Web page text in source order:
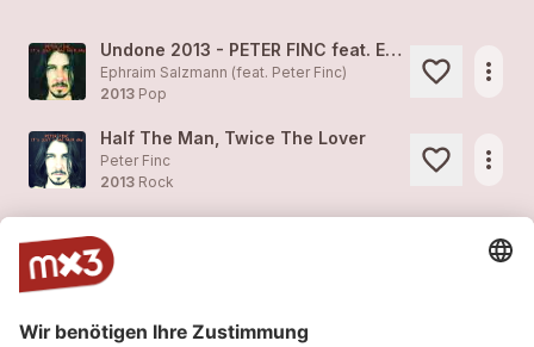
Undone 2013 - PETER FINC feat. EPHRAIM SALZMANN
Ephraim Salzmann (feat. Peter Finc)
2013 Pop
more_horiz
Half The Man, Twice The Lover
Peter Finc
2013 Rock
more_horiz
Peter Finc
2013
more_horiz
Peter Finc